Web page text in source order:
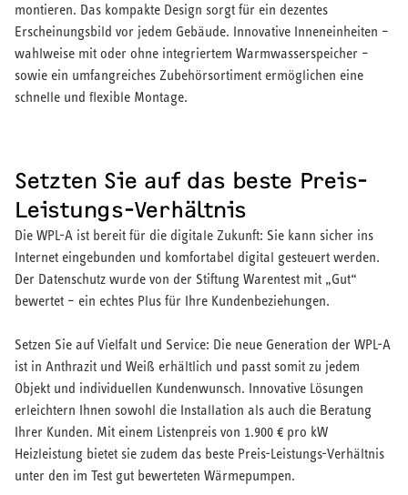
montieren. Das kompakte Design sorgt für ein dezentes
Erscheinungsbild vor jedem Gebäude. Innovative Inneneinheiten –
wahlweise mit oder ohne integriertem Warmwasserspeicher –
sowie ein umfangreiches Zubehörsortiment ermöglichen eine
schnelle und flexible Montage.
Setzten Sie auf das beste Preis-
Leistungs-Verhältnis
Die WPL-A ist bereit für die digitale Zukunft: Sie kann sicher ins
Internet eingebunden und komfortabel digital gesteuert werden.
Der Datenschutz wurde von der Stiftung Warentest mit „Gut“
bewertet – ein echtes Plus für Ihre Kundenbeziehungen.
Setzen Sie auf Vielfalt und Service: Die neue Generation der WPL-A
ist in Anthrazit und Weiß erhältlich und passt somit zu jedem
Objekt und individuellen Kundenwunsch. Innovative Lösungen
erleichtern Ihnen sowohl die Installation als auch die Beratung
Ihrer Kunden. Mit einem Listenpreis von 1.900 € pro kW
Heizleistung bietet sie zudem das beste Preis-Leistungs-Verhältnis
unter den im Test gut bewerteten Wärmepumpen.